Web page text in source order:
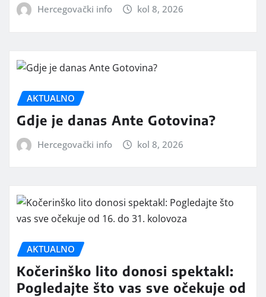
Hercegovački info kol 8, 2026
AKTUALNO
Gdje je danas Ante Gotovina?
Hercegovački info kol 8, 2026
AKTUALNO
Kočerinško lito donosi spektakl:
Pogledajte što vas sve očekuje od